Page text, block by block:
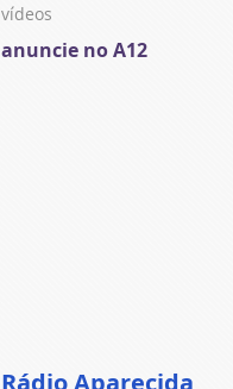
vídeos
anuncie no A12
Rádio Aparecida